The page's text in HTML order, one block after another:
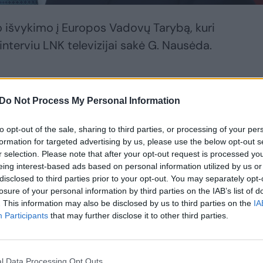
Do Not Process My Personal Information
opt-out of the sale, sharing to third parties, or processing of your
for targeted advertising by us, please use the below opt-out
selection. Please note that after your opt-out request is processed
interest-based ads based on personal information utilized by us
to third parties prior to your opt-out. You may separately
of your personal information by third parties on the IAB’s list of
This information may also be disclosed by us to third parties on the
Participants that may further disclose it to other third parties.
Data Processing Opt Outs
į Europos Vadovų Tarybą, kuri
LNK televizijai sakė G. Nausėda.
Tarybos susitikimo aš paskelbsiu
jis.
jis yra jau beveik apsisprendęs dėl
pažymėjo prezidentas, sulaukti tik